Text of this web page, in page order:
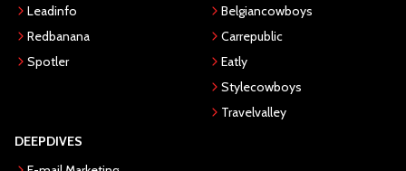
Leadinfo
Redbanana
Spotler
Belgiancowboys
Carrepublic
Eatly
Stylecowboys
Travelvalley
DEEPDIVES